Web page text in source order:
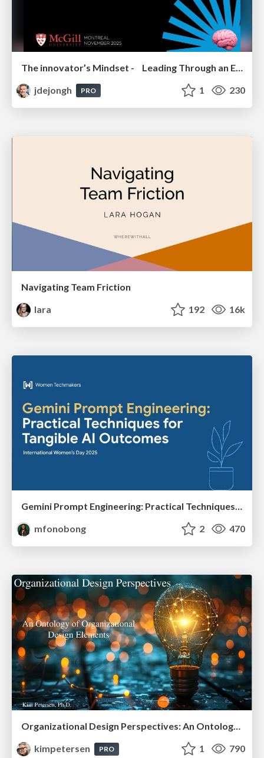
jdejongh
PRO 1 230
Navigating Team Friction
lara
192 16k
Gemini Prompt Engineering: Practical Techniques for Tangible AI Outcomes
mfonobong
2 470
Organizational Design Perspectives: An Ontology of Organizational Design Elements
kimpetersen
PRO 1 790